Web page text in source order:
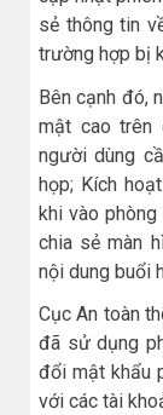
sẻ thông tin
trường hợp bị
Bên cạnh đó,
mật cao trên
người dùng
họp; Kích
khi vào
chia sẻ màn
nội dung buổi
Cục An toàn
đã sử dụng
đổi mật khẩu
với các tài